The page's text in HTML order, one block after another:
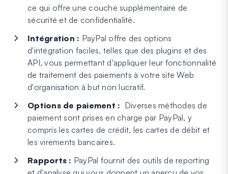
ce qui offre une couche supplémentaire de
sécurité et de confidentialité.
Intégration : PayPal offre des options
d'intégration faciles, telles que des plugins et des
API, vous permettant d'appliquer leur fonctionnalité
de traitement des paiements à votre site Web
d'organisation à but non lucratif.
Options de paiement : Diverses méthodes de
paiement sont prises en charge par PayPal, y
compris les cartes de crédit, les cartes de débit et
les virements bancaires.
Rapports : PayPal fournit des outils de reporting